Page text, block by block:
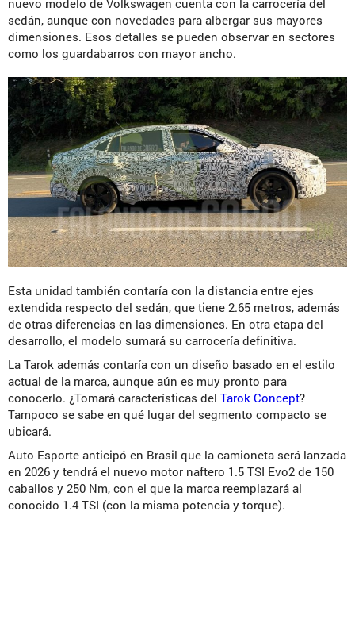
sedán, aunque con novedades para albergar sus mayores
dimensiones. Esos detalles se pueden observar en sectores
como los guardabarros con mayor ancho.
Esta unidad también contaría con la distancia entre ejes
extendida respecto del sedán, que tiene 2.65 metros, además
de otras diferencias en las dimensiones. En otra etapa del
desarrollo, el modelo sumará su carrocería definitiva.
La Tarok además contaría con un diseño basado en el estilo
actual de la marca, aunque aún es muy pronto para
conocerlo. ¿Tomará características del Tarok Concept?
Tampoco se sabe en qué lugar del segmento compacto se
ubicará.
Auto Esporte anticipó en Brasil que la camioneta será lanzada
en 2026 y tendrá el nuevo motor naftero 1.5 TSI Evo2 de 150
caballos y 250 Nm, con el que la marca reemplazará al
conocido 1.4 TSI (con la misma potencia y torque).